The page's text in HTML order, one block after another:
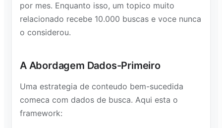
por mes. Enquanto isso, um topico muito
relacionado recebe 10.000 buscas e voce nunca
o considerou.
A Abordagem Dados-Primeiro
Uma estrategia de conteudo bem-sucedida
comeca com dados de busca. Aqui esta o
framework: